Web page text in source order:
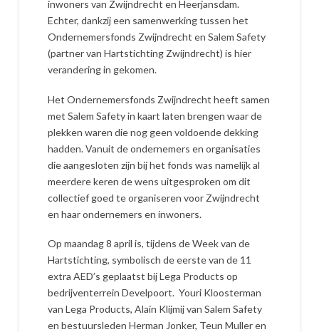
inwoners van Zwijndrecht en Heerjansdam.
Echter, dankzij een samenwerking tussen het
Ondernemersfonds Zwijndrecht en Salem Safety
(partner van Hartstichting Zwijndrecht) is hier
verandering in gekomen.
Het Ondernemersfonds Zwijndrecht heeft samen
met Salem Safety in kaart laten brengen waar de
plekken waren die nog geen voldoende dekking
hadden. Vanuit de ondernemers en organisaties
die aangesloten zijn bij het fonds was namelijk al
meerdere keren de wens uitgesproken om dit
collectief goed te organiseren voor Zwijndrecht
en haar ondernemers en inwoners.
Op maandag 8 april is, tijdens de Week van de
Hartstichting, symbolisch de eerste van de 11
extra AED’s geplaatst bij Lega Products op
bedrijventerrein Develpoort. Youri Kloosterman
van Lega Products, Alain Klijmij van Salem Safety
en bestuursleden Herman Jonker, Teun Muller en